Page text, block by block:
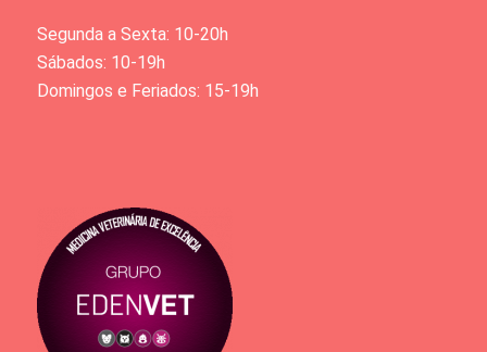
Segunda a Sexta: 10-20h
Sábados: 10-19h
Domingos e Feriados: 15-19h